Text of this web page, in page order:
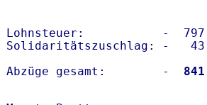
Lohnsteuer:           -
Solidaritätszuschlag: -
Abzüge gesamt:        -